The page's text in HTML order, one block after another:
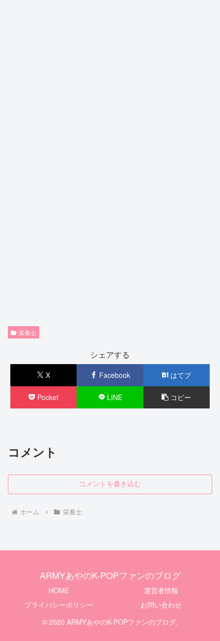
栄養士
シェアする
X Facebook はてブ
Pocket LINE コピー
コメント
コメントを書き込む
ホーム 栄養士
ARMYあやのK-POPファンのブログ
HOME
運営者情報
プライバシーポリシー
お問い合わせ
© 2020 ARMYあやのK-POPファンのブログ.